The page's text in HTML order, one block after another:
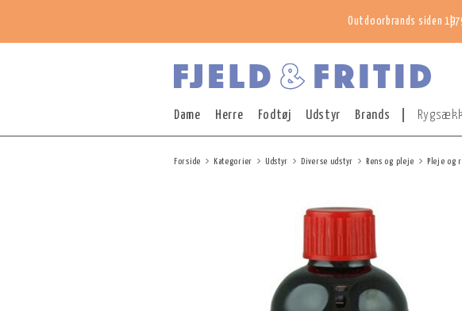
Outdoorbrands siden
Dame Herre Fodtøj Udstyr Brands
Forside Kategorier Udstyr Diverse udstyr Rens og pleje Pleje og